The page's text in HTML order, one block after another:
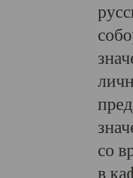
со
в